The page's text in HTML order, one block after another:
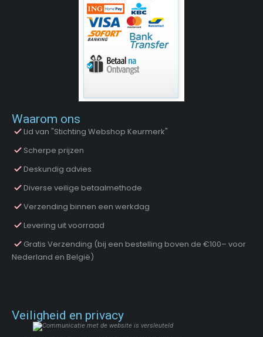
Waarom ons
Lid van "Stichting Webshop Keurmerk"
Scherpe prijzen
Deskundig advies
Diverse veilige betaalmethode
Verzending binnen een werkdag
Levering uit voorraad
Gratis Verzending (bij een bestelling boven de €100– voor
Nederland en België)
Veiligheid en privacy